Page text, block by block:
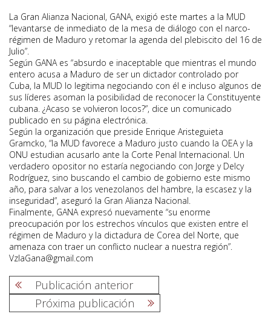
La Gran Alianza Nacional, GANA, exigió este martes a la MUD
“levantarse de inmediato de la mesa de diálogo con el narco-
régimen de Maduro y retomar la agenda del plebiscito del 16 de
Julio”.
Según GANA es “absurdo e inaceptable que mientras el mundo
entero acusa a Maduro de ser un dictador controlado por
Cuba, la MUD lo legitima negociando con él e incluso algunos de
sus líderes asoman la posibilidad de reconocer la Constituyente
cubana. ¿Acaso se volvieron locos?”, dice un comunicado
publicado en su página electrónica.
Según la organización que preside Enrique Aristeguieta
Gramcko, “la MUD favorece a Maduro justo cuando la OEA y la
ONU estudian acusarlo ante la Corte Penal Internacional. Un
verdadero opositor no estaría negociando con Jorge y Delcy
Rodríguez, sino buscando el cambio de gobierno este mismo
año, para salvar a los venezolanos del hambre, la escasez y la
inseguridad”, aseguró la Gran Alianza Nacional.
Finalmente, GANA expresó nuevamente “su enorme
preocupación por los estrechos vínculos que existen entre el
régimen de Maduro y la dictadura de Corea del Norte, que
amenaza con traer un conflicto nuclear a nuestra región”.
VzlaGana@gmail.com
Navegación
Publicación anterior
Próxima publicación